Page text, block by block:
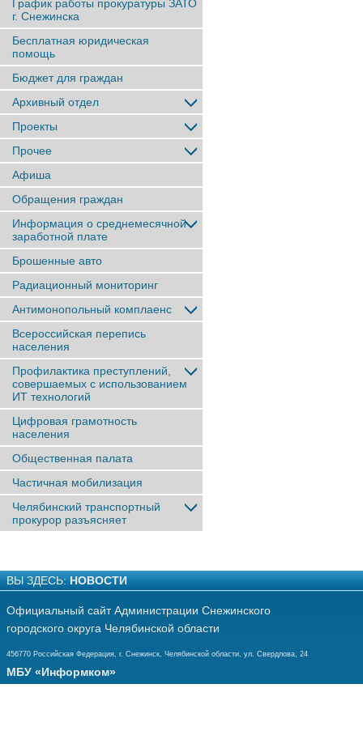
График работы прокуратуры ЗАТО
г. Снежинска
Бесплатная юридическая
помощь
Бюджет для граждан
Архивный отдел
Проекты
Прочее
Афиша
Обращения граждан
Информация о среднемесячной
заработной плате
Брошенные авто
Радиационный мониторинг
Антимонопольный комплаенс
Всероссийская перепись
населения
Профилактика преступлений,
совершаемых с использованием
ИТ технологий
Цифровая грамотность
населения
Общественная палата
Частичная мобилизация
Челябинский транспортный
прокурор разъясняет
ВЫ ЗДЕСЬ: НОВОСТИ
Официальный сайт Администрации Снежинского
городского округа Челябинской области
456770 Российская Федерация, г. Снежинск, Челябинской области, ул. Свердлова, 24
МБУ «Информком»